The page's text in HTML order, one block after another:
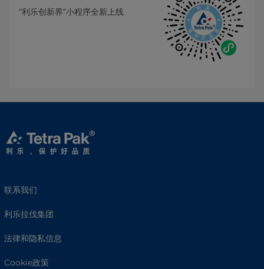
“利乐创新界”小程序全新上线
联系我们
利乐拉伐集团
法律和隐私信息
Cookie政策